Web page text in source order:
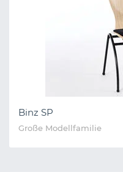
Binz SP
Große Modellfamilie